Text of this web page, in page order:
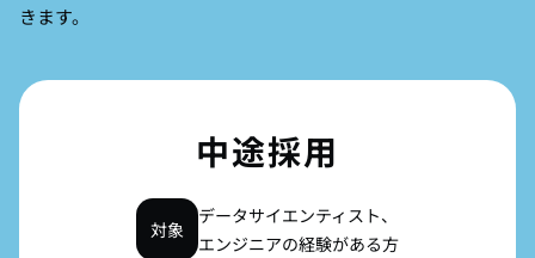
きます。
中途採用
対象
データサイエンティスト、
エンジニアの経験がある方